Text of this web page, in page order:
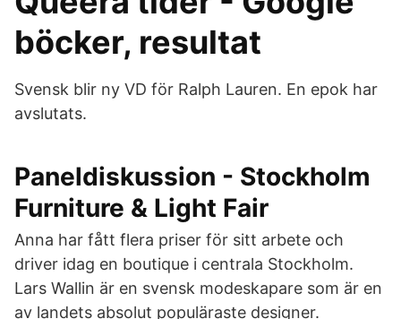
böcker, resultat
Svensk blir ny VD för Ralph Lauren. En epok har
avslutats.
Paneldiskussion - Stockholm
Furniture & Light Fair
Anna har fått flera priser för sitt arbete och
driver idag en boutique i centrala Stockholm.
Lars Wallin är en svensk modeskapare som är en
av landets absolut populäraste designer.